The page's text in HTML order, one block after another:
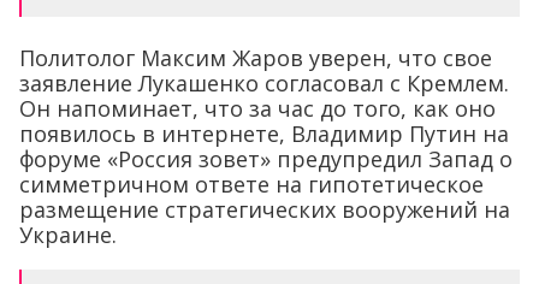
Политолог Максим Жаров уверен, что свое
заявление Лукашенко согласовал с Кремлем.
Он напоминает, что за час до того, как оно
появилось в интернете, Владимир Путин на
форуме «Россия зовет» предупредил Запад о
симметричном ответе на гипотетическое
размещение стратегических вооружений на
Украине.